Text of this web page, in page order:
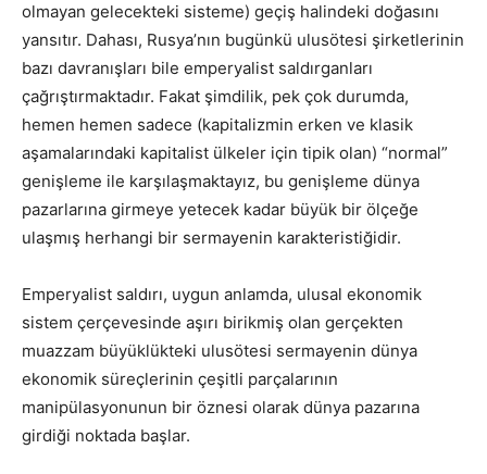
olmayan gelecekteki sisteme) geçiş halindeki doğasını
yansıtır. Dahası, Rusya’nın bugünkü ulusötesi şirketlerinin
bazı davranışları bile emperyalist saldırganları
çağrıştırmaktadır. Fakat şimdilik, pek çok durumda,
hemen hemen sadece (kapitalizmin erken ve klasik
aşamalarındaki kapitalist ülkeler için tipik olan) “normal”
genişleme ile karşılaşmaktayız, bu genişleme dünya
pazarlarına girmeye yetecek kadar büyük bir ölçeğe
ulaşmış herhangi bir sermayenin karakteristiğidir.
Emperyalist saldırı, uygun anlamda, ulusal ekonomik
sistem çerçevesinde aşırı birikmiş olan gerçekten
muazzam büyüklükteki ulusötesi sermayenin dünya
ekonomik süreçlerinin çeşitli parçalarının
manipülasyonunun bir öznesi olarak dünya pazarına
girdiği noktada başlar.